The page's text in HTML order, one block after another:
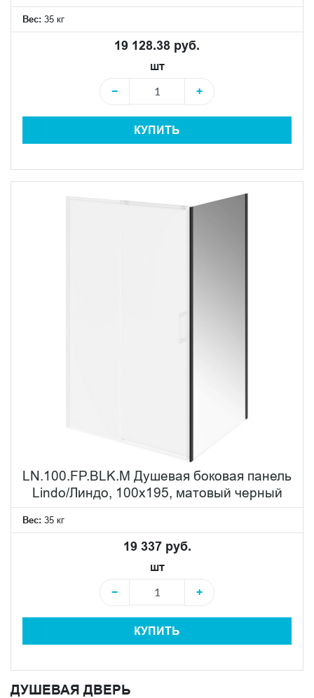
Вес: 35 кг
19 128.38 руб.
шт
−
+
КУПИТЬ
LN.100.FP.BLK.M Душевая боковая панель
Lindo/Линдо, 100х195, матовый черный
Вес: 35 кг
19 337 руб.
шт
−
+
КУПИТЬ
ДУШЕВАЯ ДВЕРЬ